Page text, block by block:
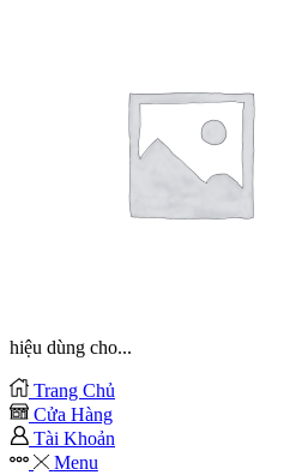
hiệu dùng cho...
Trang Chủ
Cửa Hàng
Tài Khoản
Menu